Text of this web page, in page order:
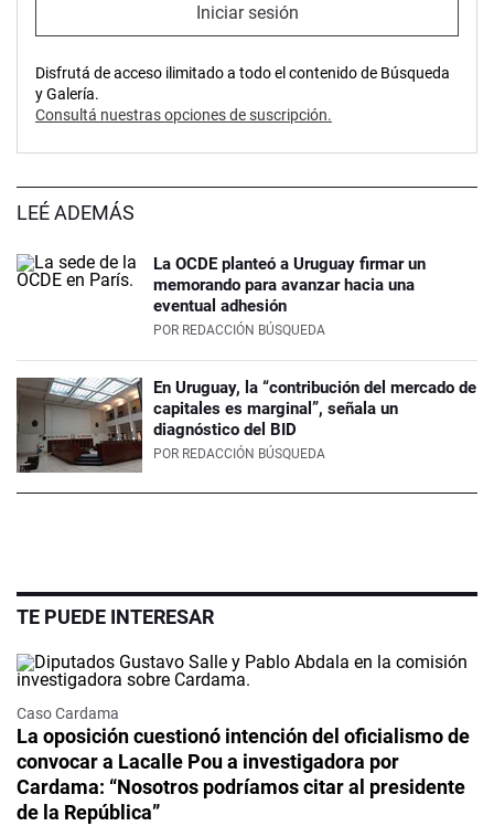
Iniciar sesión
Disfrutá de acceso ilimitado a todo el contenido de Búsqueda
y Galería.
Consultá nuestras opciones de suscripción.
LEÉ ADEMÁS
La OCDE planteó a Uruguay firmar un
memorando para avanzar hacia una
eventual adhesión
POR REDACCIÓN BÚSQUEDA
En Uruguay, la “contribución del mercado de
capitales es marginal”, señala un
diagnóstico del BID
POR REDACCIÓN BÚSQUEDA
TE PUEDE INTERESAR
Caso Cardama
La oposición cuestionó intención del oficialismo de
convocar a Lacalle Pou a investigadora por
Cardama: “Nosotros podríamos citar al presidente
de la República”